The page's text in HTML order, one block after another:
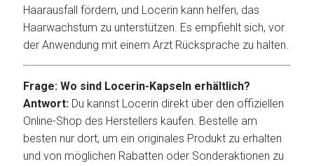
Haarausfall fördern, und Locerin kann helfen, das
Haarwachstum zu unterstützen. Es empfiehlt sich, vor
der Anwendung mit einem Arzt Rücksprache zu halten.
Frage: Wo sind Locerin-Kapseln erhältlich?
Antwort: Du kannst Locerin direkt über den offiziellen
Online-Shop des Herstellers kaufen. Bestelle am
besten nur dort, um ein originales Produkt zu erhalten
und von möglichen Rabatten oder Sonderaktionen zu